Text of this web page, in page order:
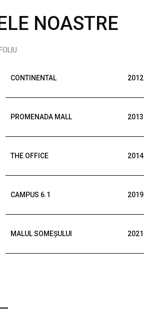
NOASTRE
CONTINENTAL 2012
PROMENADA MALL 2013
THE OFFICE 2014
CAMPUS 6.1 2019
MALUL SOMEȘULUI 2021